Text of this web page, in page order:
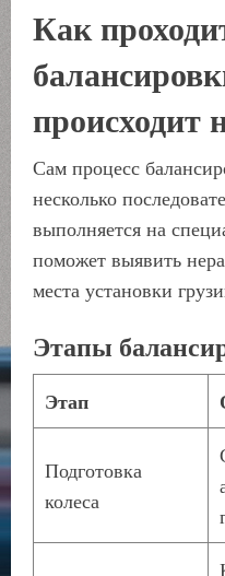
Как
происходит
Сам процесс
несколько
выполняется на
поможет выявить
места установки
Этапы
Этап
Подготовка
колеса